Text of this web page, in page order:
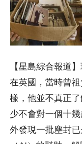
【星島綜合報道
在英國，當時曾
樣，他並不真正
少不會對一個十
外發現一批塵封